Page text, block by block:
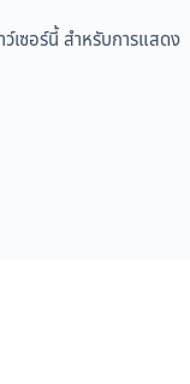
เซอร์นี้ สำหรับการแสดง